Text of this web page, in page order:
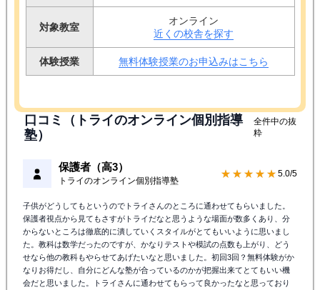
対象教室
オンライン
近くの校舎を探す
体験授業 無料体験授業のお申込みはこちら
口コミ（トライのオンライン個別指導
塾）
全件中の抜
粋
保護者（高3）
トライのオンライン個別指導塾
★★★★★ 5.0/5
子供がどうしてもというのでトライさんのところに通わせてもらいました。
保護者視点から見てもさすがトライだなと思うような場面が数多くあり、分
からないところは徹底的に潰していくスタイルがとてもいいように思いまし
た。教科は数学だったのですが、かなりテストや模試の点数も上がり、どう
せなら他の教科もやらせてあげたいなと思いました。初回3回？無料体験がか
なりお得だし、自分にどんな塾が合っているのかが把握出来てとてもいい機
会だと思いました。トライさんに通わせてもらって良かったなと思っており